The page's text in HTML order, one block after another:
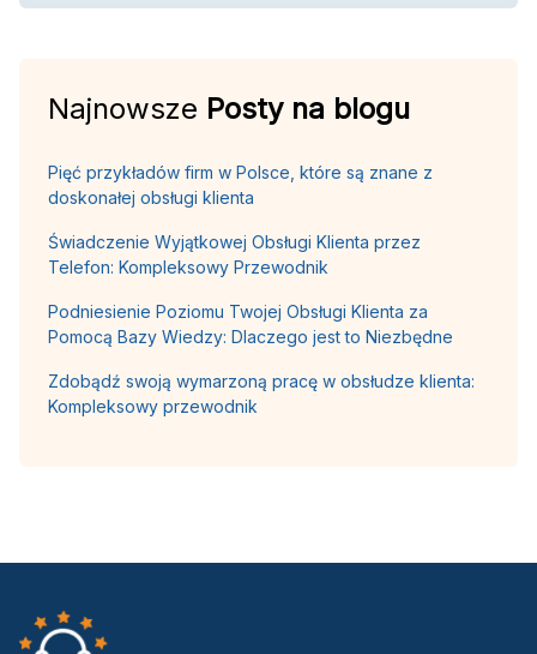
Najnowsze Posty na blogu
Pięć przykładów firm w Polsce, które są znane z
doskonałej obsługi klienta
Świadczenie Wyjątkowej Obsługi Klienta przez
Telefon: Kompleksowy Przewodnik
Podniesienie Poziomu Twojej Obsługi Klienta za
Pomocą Bazy Wiedzy: Dlaczego jest to Niezbędne
Zdobądź swoją wymarzoną pracę w obsłudze klienta:
Kompleksowy przewodnik